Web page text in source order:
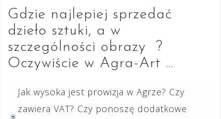
Gdzie najlepiej sprzedać
dzieło sztuki, a w
szczególności obrazy ?
Oczywiście w Agra-Art …
Jak wysoka jest prowizja w Agrze? Czy
zawiera VAT? Czy ponoszę dodatkowe